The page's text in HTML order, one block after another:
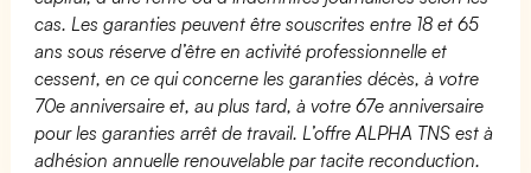
cas. Les garanties peuvent être souscrites entre 18 et 65
ans sous réserve d’être en activité professionnelle et
cessent, en ce qui concerne les garanties décès, à votre
70e anniversaire et, au plus tard, à votre 67e anniversaire
pour les garanties arrêt de travail. L’offre ALPHA TNS est à
adhésion annuelle renouvelable par tacite reconduction.